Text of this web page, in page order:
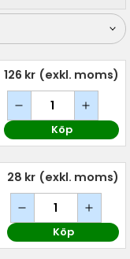
126 kr (exkl. moms)
Köp
28 kr (exkl. moms)
Köp